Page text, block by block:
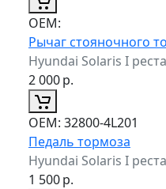
ОЕМ:
Рычаг стояночного
Hyundai Solaris I
2 000р.
ОЕМ: 32800-4L201
Педаль тормоза
Hyundai Solaris I
1 500р.